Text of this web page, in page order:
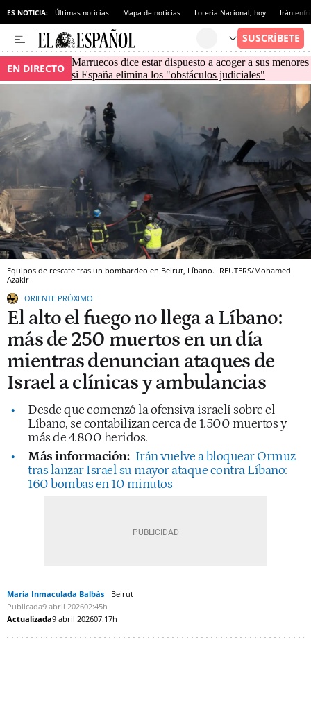
ES NOTICIA: Últimas noticias Mapa de noticias Lotería Nacional, hoy Irán
EN DIRECTO Marruecos dice estar dispuesto a acoger a sus menores
si España elimina los "obstáculos judiciales"
Equipos de rescate tras un bombardeo en Beirut, Líbano. REUTERS/Mohamed
Azakir
ORIENTE PRÓXIMO
El alto el fuego no llega a Líbano:
más de 250 muertos en un día
mientras denuncian ataques de
Israel a clínicas y ambulancias
Desde que comenzó la ofensiva israelí sobre el
Líbano, se contabilizan cerca de 1.500 muertos y
más de 4.800 heridos.
Más información: Irán vuelve a bloquear Ormuz
tras lanzar Israel su mayor ataque contra Líbano:
160 bombas en 10 minutos
María Inmaculada Balbás
Beirut
Publicada9 abril 202602:45h
Actualizada9 abril 202607:17h